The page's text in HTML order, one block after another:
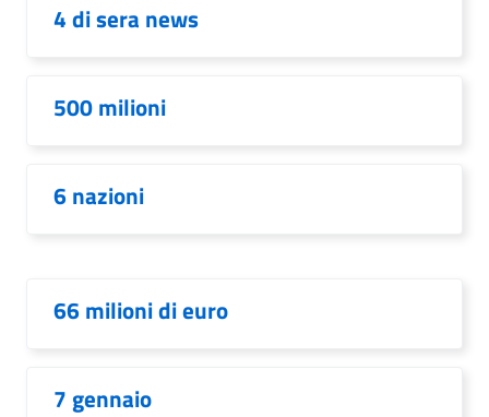
4 di sera news
500 milioni
6 nazioni
66 milioni di euro
7 gennaio